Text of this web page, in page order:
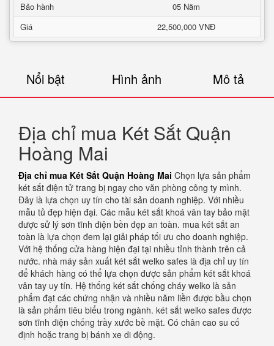
Bảo hành
05 Năm
Giá
22,500,000 VNĐ
Nổi bật Hình ảnh Mô tả
Địa chỉ mua Két Sắt Quận
Hoàng Mai
Địa chỉ mua Két Sắt Quận Hoàng Mai Chọn lựa sản phẩm
két sắt điện tử trang bị ngay cho văn phòng công ty mình.
Đây là lựa chọn uy tín cho tài sản doanh nghiệp. Với nhiều
mẫu tủ đẹp hiện đại. Các mẫu két sắt khoá vân tay bảo mật
được sử lý sơn tĩnh điện bền đẹp an toàn. mua két sắt an
toàn là lựa chọn đem lại giải pháp tối ưu cho doanh nghiệp.
Với hệ thống cửa hàng hiện đại tại nhiều tỉnh thành trên cả
nước. nhà máy sản xuất két sắt welko safes là địa chỉ uy tín
để khách hàng có thể lựa chọn được sản phẩm két sắt khoá
vân tay uy tín. Hệ thống két sắt chống cháy welko là sản
phẩm đạt các chứng nhận và nhiều năm liền được bầu chọn
là sản phẩm tiêu biểu trong ngành. két sắt welko safes được
sơn tĩnh điện chống trầy xước bề mặt. Có chân cao su cố
định hoặc trang bị bánh xe di động.